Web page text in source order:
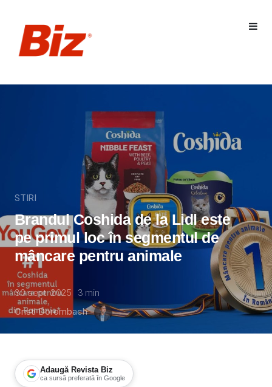
STIRI
Brandul Coshida de la Lidl este
pe primul loc în segmentul de
mâncare pentru animale
30 sept. 2025 3 min
Cristi Dorombach
Adaugă Revista Biz
ca sursă preferată în Google